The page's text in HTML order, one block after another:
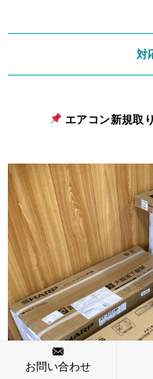
対
エアコン新規取
お問い合わせ